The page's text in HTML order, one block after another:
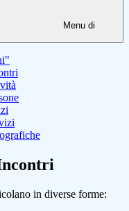
Menu di
in diverse forme: